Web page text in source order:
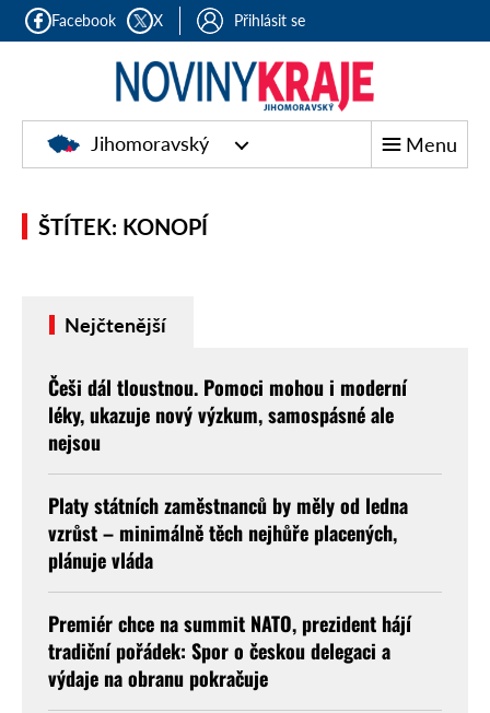
Facebook X Přihlásit se
Jihomoravský Menu
ŠTÍTEK: KONOPÍ
Nejčtenější
Češi dál tloustnou. Pomoci mohou i moderní
léky, ukazuje nový výzkum, samospásné ale
nejsou
Platy státních zaměstnanců by měly od ledna
vzrůst – minimálně těch nejhůře placených,
plánuje vláda
Premiér chce na summit NATO, prezident hájí
tradiční pořádek: Spor o českou delegaci a
výdaje na obranu pokračuje